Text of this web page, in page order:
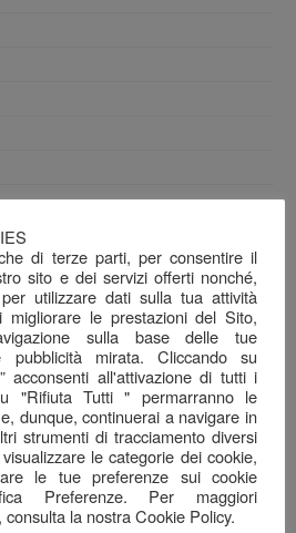
di terze parti, per consentire il
sito e dei servizi offerti nonché,
utilizzare dati sulla tua attività
migliorare le prestazioni del Sito,
sulla base delle tue
pubblicità mirata. Cliccando su
acconsenti all'attivazione di tutti i
"Rifiuta Tutti " permarranno le
dunque, continuerai a navigare in
strumenti di tracciamento diversi
le categorie dei cookie,
le tue preferenze sui cookie
Preferenze. Per maggiori
la nostra Cookie Policy.